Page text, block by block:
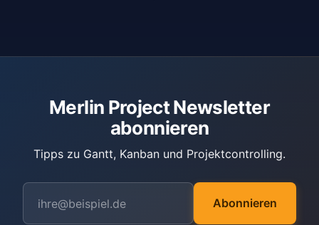
Merlin Project Newsletter
abonnieren
Tipps zu Gantt, Kanban und Projektcontrolling.
Abonnieren